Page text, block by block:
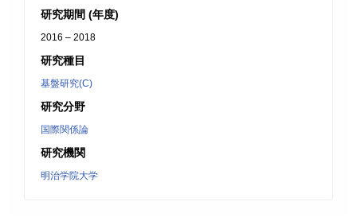
研究期間 (年度)
2016 – 2018
研究種目
基盤研究(C)
研究分野
国際関係論
研究機関
明治学院大学